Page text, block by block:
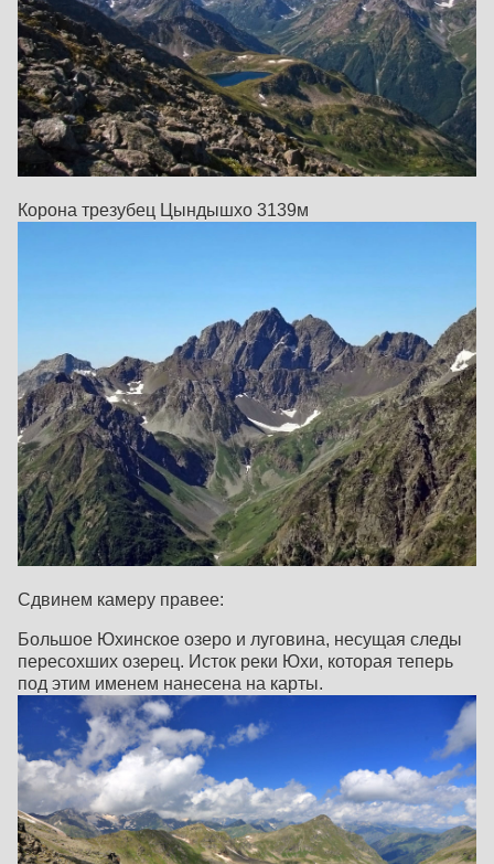
Корона трезубец Цындышхо 3139м
Сдвинем камеру правее:
Большое Юхинское озеро и луговина, несущая следы
пересохших озерец. Исток реки Юхи, которая теперь
под этим именем нанесена на карты.